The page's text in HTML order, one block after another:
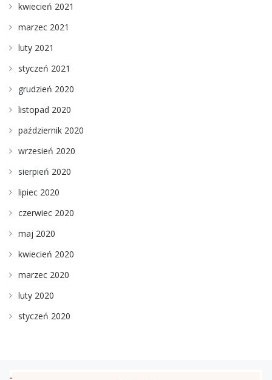
kwiecień 2021
marzec 2021
luty 2021
styczeń 2021
grudzień 2020
listopad 2020
październik 2020
wrzesień 2020
sierpień 2020
lipiec 2020
czerwiec 2020
maj 2020
kwiecień 2020
marzec 2020
luty 2020
styczeń 2020